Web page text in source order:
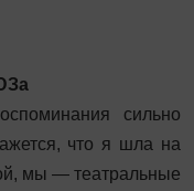
сильно
что я шла на
мы — театральные